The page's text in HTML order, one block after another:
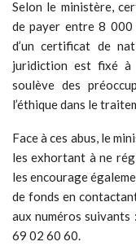
Selon le ministère,
de payer entre 8 000
d’un certificat de
juridiction est fixé à
soulève des
l’éthique dans le
Face à ces abus, le
les exhortant à ne
les encourage
de fonds en
aux numéros
69 02 60 60.